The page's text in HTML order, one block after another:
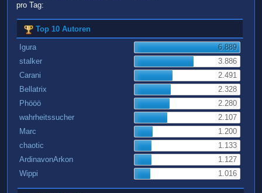
pro Tag:
Top 10 Autoren
Igura
6.889
stalker
3.886
Carani
2.491
Bellatrix
2.328
Phööö
2.280
wahrheitssucher
2.107
Marc
1.200
chaotic
1.133
ArdinavonArkon
1.127
Wippi
1.016